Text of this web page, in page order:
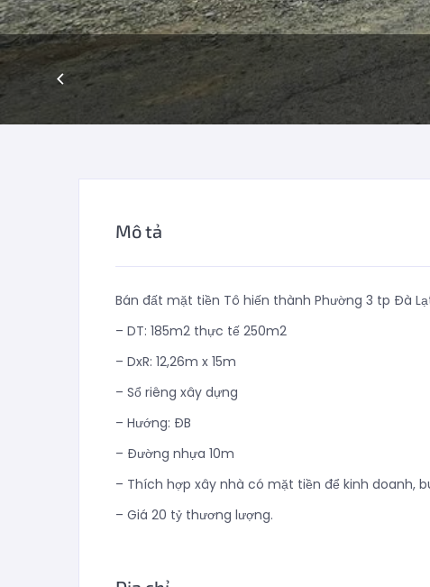
Mô tả
Bán đất mặt tiền Tô hiến thành Phường 3 tp Đà
– DT: 185m2 thực tế 250m2
– DxR: 12,26m x 15m
– Sổ riêng xây dựng
– Hướng: ĐB
– Đường nhựa 10m
– Thích hợp xây nhà có mặt tiền để kinh doanh,
– Giá 20 tỷ thương lượng.